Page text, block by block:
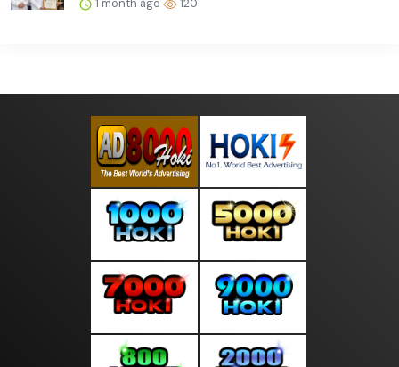
1 month ago 120